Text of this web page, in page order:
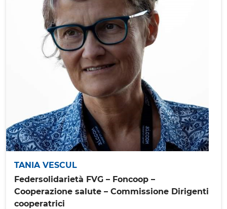
TANIA VESCUL
Federsolidarietà FVG – Foncoop –
Cooperazione salute – Commissione Dirigenti
cooperatrici